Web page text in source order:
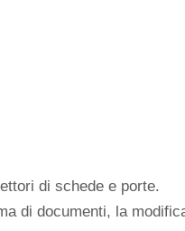
di schede e porte.
di documenti, la